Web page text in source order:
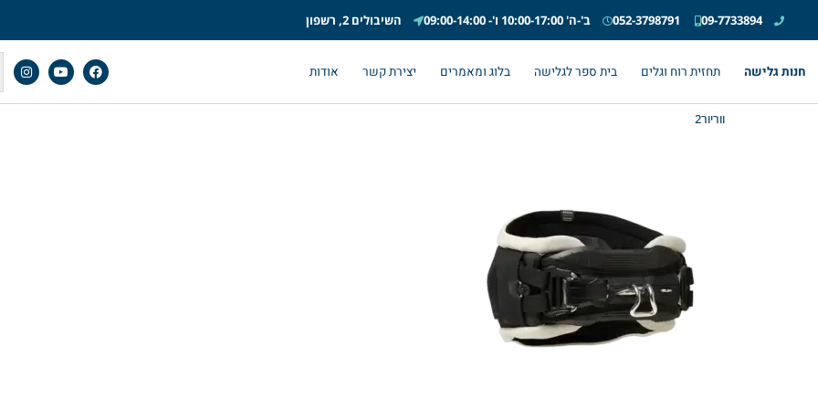
09-7733894
052-3798791 ב'-ה' 10:00-17:00 ו'- 09:00-14:00 השיבולים 2, רשפון
חנות גלישה תחזית רוח וגלים בית ספר לגלישה בלוג ומאמרים יצירת קשר אודות
ווריור2